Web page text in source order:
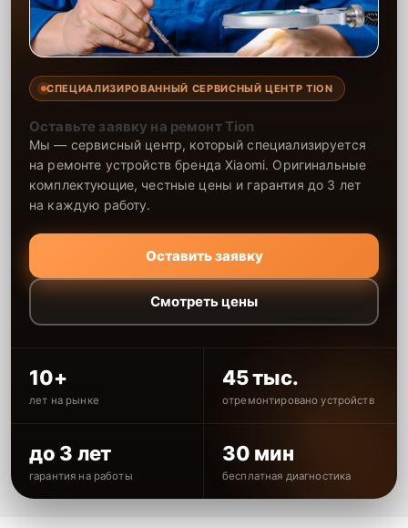
СПЕЦИАЛИЗИРОВАННЫЙ СЕРВИСНЫЙ ЦЕНТР TION
Оставьте заявку на ремонт Tion
Мы — сервисный центр, который специализируется
на ремонте устройств бренда Xiaomi. Оригинальные
комплектующие, честные цены и гарантия до 3 лет
на каждую работу.
Оставить заявку
Смотреть цены
10+
лет на рынке
45 тыс.
отремонтировано устройств
до 3 лет
гарантия на работы
30 мин
бесплатная диагностика